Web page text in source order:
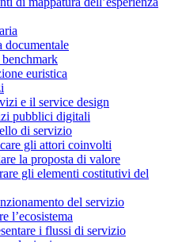
documentale
euristica
e il service design
pubblici digitali
di servizio
gli attori coinvolti
la proposta di valore
gli elementi costitutivi del
del servizio
l’ecosistema
i flussi di servizio